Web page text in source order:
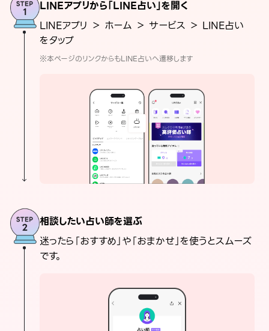
LINEアプリから「LINE占い」を開く
LINEアプリ ＞ ホーム ＞ サービス ＞ LINE占い
をタップ
※本ページのリンクからもLINE占いへ遷移します
相談したい占い師を選ぶ
迷ったら「おすすめ」や「おまかせ」を使うとスムーズ
です。